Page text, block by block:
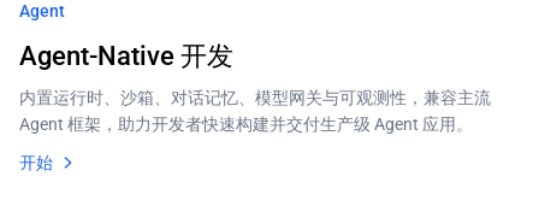
Agent
Agent-Native 开发
内置运行时、沙箱、对话记忆、模型网关与可观测性，兼容主流
Agent 框架，助力开发者快速构建并交付生产级 Agent 应用。
开始